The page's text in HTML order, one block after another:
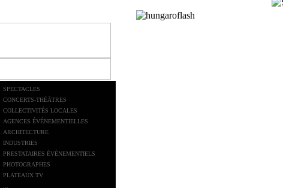
SPECTACLES
CONCERTS-THÉÂTRES
COLLECTIVITÉS LOCALES
AGENCES ÉVÉNEMENTIELLES
ARCHITECTURE
INDUSTRIES
PRESTATAIRES ÉVÉNEMENTIELS
PHOTOGRAPHES
PLATEAUX TV